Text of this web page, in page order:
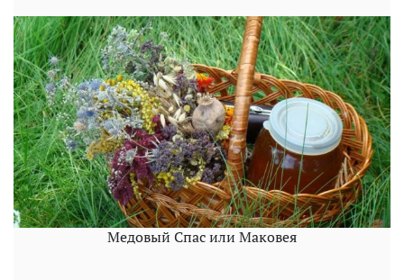
Медовый Спас или Маковея